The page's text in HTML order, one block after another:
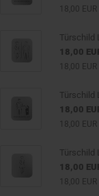
18,00
Türschild
18,00
18,00
Türschild
18,00
18,00
Türschild
18,00
18,00